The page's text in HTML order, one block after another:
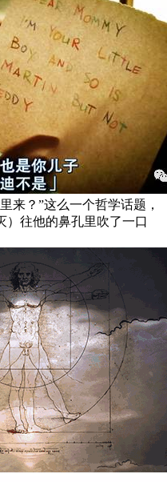
来？”这么一个哲学话题，
）往他的鼻孔里吹了一口